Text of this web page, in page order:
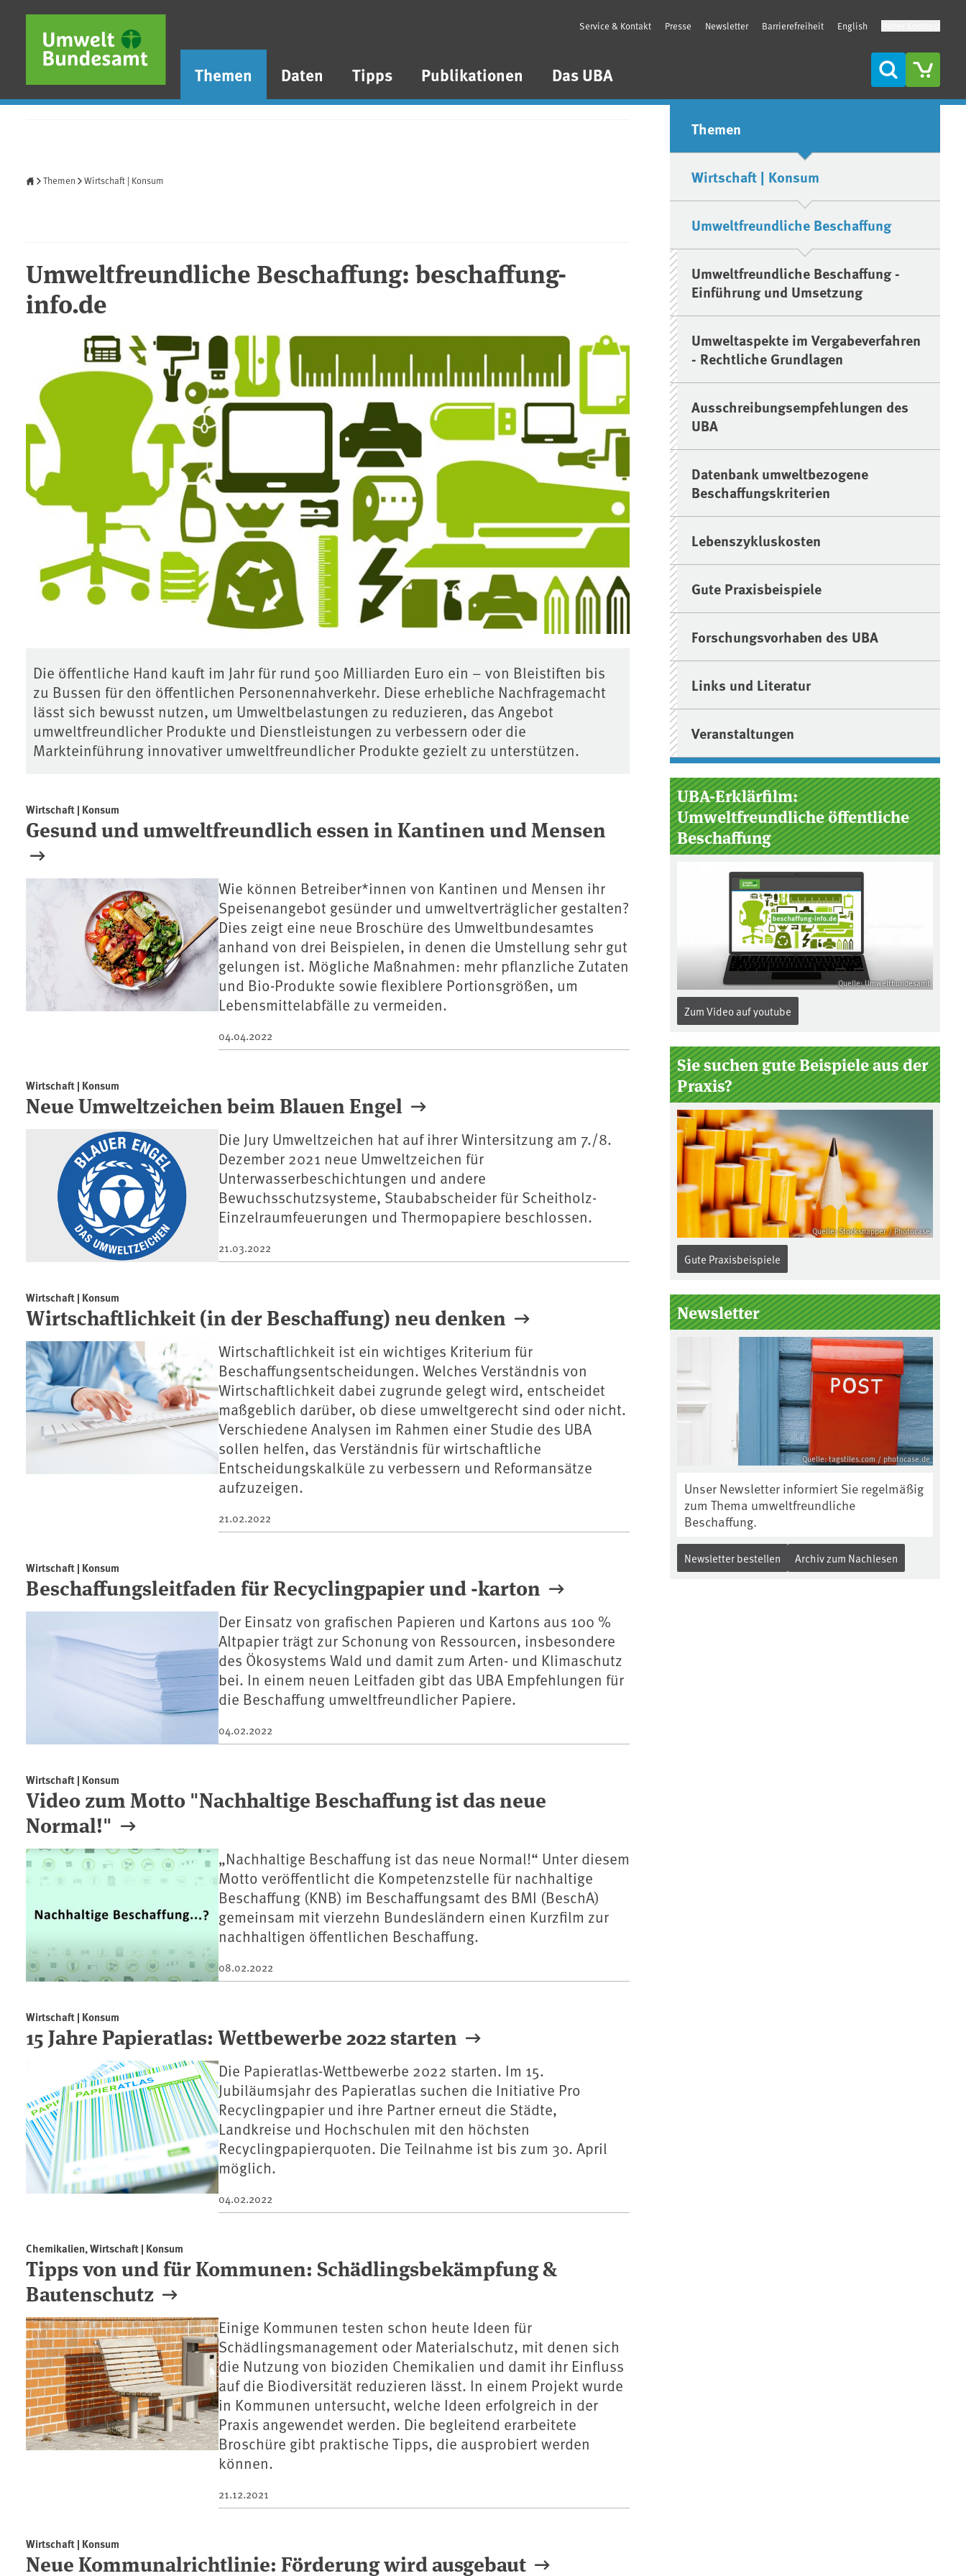
Direkt zum Inhalt
Direkt zum Hauptmenü
Direkt zur Fußzeile
Themen Daten Tipps Publikationen Das UBA
Service & Kontakt Presse Newsletter Barrierefreiheit English
Suche
Themen Wirtschaft | Konsum
Umweltfreundliche Beschaffung: beschaffung-
info.de
Die öffentliche Hand kauft im Jahr für rund 500 Milliarden Euro ein – von Bleistiften bis
zu Bussen für den öffentlichen Personennahverkehr. Diese erhebliche Nachfragemacht
lässt sich bewusst nutzen, um Umweltbelastungen zu reduzieren, das Angebot
umweltfreundlicher Produkte und Dienstleistungen zu verbessern oder die
Markteinführung innovativer umweltfreundlicher Produkte gezielt zu unterstützen.
Umweltfreundliche Beschaffung
Wirtschaft | Konsum
Gesund und umweltfreundlich essen in Kantinen und Mensen
Wie können Betreiber*innen von Kantinen und Mensen ihr
Speisenangebot gesünder und umweltverträglicher gestalten?
Dies zeigt eine neue Broschüre des Umweltbundesamtes
anhand von drei Beispielen, in denen die Umstellung sehr gut
gelungen ist. Mögliche Maßnahmen: mehr pflanzliche Zutaten
und Bio-Produkte sowie flexiblere Portionsgrößen, um
Lebensmittelabfälle zu vermeiden.
04.04.2022
Wirtschaft | Konsum
Neue Umweltzeichen beim Blauen Engel
Die Jury Umweltzeichen hat auf ihrer Wintersitzung am 7./8.
Dezember 2021 neue Umweltzeichen für
Unterwasserbeschichtungen und andere
Bewuchsschutzsysteme, Staubabscheider für Scheitholz-
Einzelraumfeuerungen und Thermopapiere beschlossen.
21.03.2022
Wirtschaft | Konsum
Wirtschaftlichkeit (in der Beschaffung) neu denken
Wirtschaftlichkeit ist ein wichtiges Kriterium für
Beschaffungsentscheidungen. Welches Verständnis von
Wirtschaftlichkeit dabei zugrunde gelegt wird, entscheidet
maßgeblich darüber, ob diese umweltgerecht sind oder nicht.
Verschiedene Analysen im Rahmen einer Studie des UBA
sollen helfen, das Verständnis für wirtschaftliche
Entscheidungskalküle zu verbessern und Reformansätze
aufzuzeigen.
21.02.2022
Wirtschaft | Konsum
Beschaffungsleitfaden für Recyclingpapier und -karton
Der Einsatz von grafischen Papieren und Kartons aus 100 %
Altpapier trägt zur Schonung von Ressourcen, insbesondere
des Ökosystems Wald und damit zum Arten- und ⁠Klimaschutz⁠
bei. In einem neuen Leitfaden gibt das UBA Empfehlungen für
die Beschaffung umweltfreundlicher Papiere.
04.02.2022
Wirtschaft | Konsum
Video zum Motto "Nachhaltige Beschaffung ist das neue
Normal!"
„Nachhaltige Beschaffung ist das neue Normal!“ Unter diesem
Motto veröffentlicht die Kompetenzstelle für nachhaltige
Beschaffung (KNB) im Beschaffungsamt des BMI (BeschA)
gemeinsam mit vierzehn Bundesländern einen Kurzfilm zur
nachhaltigen öffentlichen Beschaffung.
08.02.2022
Wirtschaft | Konsum
15 Jahre Papieratlas: Wettbewerbe 2022 starten
Die Papieratlas-Wettbewerbe 2022 starten. Im 15.
Jubiläumsjahr des Papieratlas suchen die Initiative Pro
Recyclingpapier und ihre Partner erneut die Städte,
Landkreise und Hochschulen mit den höchsten
Recyclingpapierquoten. Die Teilnahme ist bis zum 30. April
möglich.
04.02.2022
Chemikalien, Wirtschaft | Konsum
Tipps von und für Kommunen: Schädlingsbekämpfung &
Bautenschutz
Einige Kommunen testen schon heute Ideen für
Schädlingsmanagement oder Materialschutz, mit denen sich
die Nutzung von bioziden Chemikalien und damit ihr Einfluss
auf die Biodiversität reduzieren lässt. In einem Projekt wurde
in Kommunen untersucht, welche Ideen erfolgreich in der
Praxis angewendet werden. Die begleitend erarbeitete
Broschüre gibt praktische Tipps, die ausprobiert werden
können.
21.12.2021
Wirtschaft | Konsum
Neue Kommunalrichtlinie: Förderung wird ausgebaut
Seitenleiste
Themen
Wirtschaft | Konsum
Umweltfreundliche Beschaffung
Umweltfreundliche Beschaffung -
Einführung und Umsetzung
Umweltaspekte im Vergabeverfahren
- Rechtliche Grundlagen
Ausschreibungsempfehlungen des
UBA
Datenbank umweltbezogene
Beschaffungskriterien
Lebenszykluskosten
Gute Praxisbeispiele
Forschungsvorhaben des UBA
Links und Literatur
Veranstaltungen
UBA-Erklärfilm:
Umweltfreundliche öffentliche
Beschaffung
Quelle: Umweltbundesamt
Zum Video auf youtube
Sie suchen gute Beispiele aus der
Praxis?
Quelle: Stocksnapper / Photocase
Gute Praxisbeispiele
Newsletter
Quelle: tagstiles.com / photocase.de
Unser Newsletter informiert Sie regelmäßig
zum Thema umweltfreundliche
Beschaffung.
Newsletter bestellen Archiv zum Nachlesen